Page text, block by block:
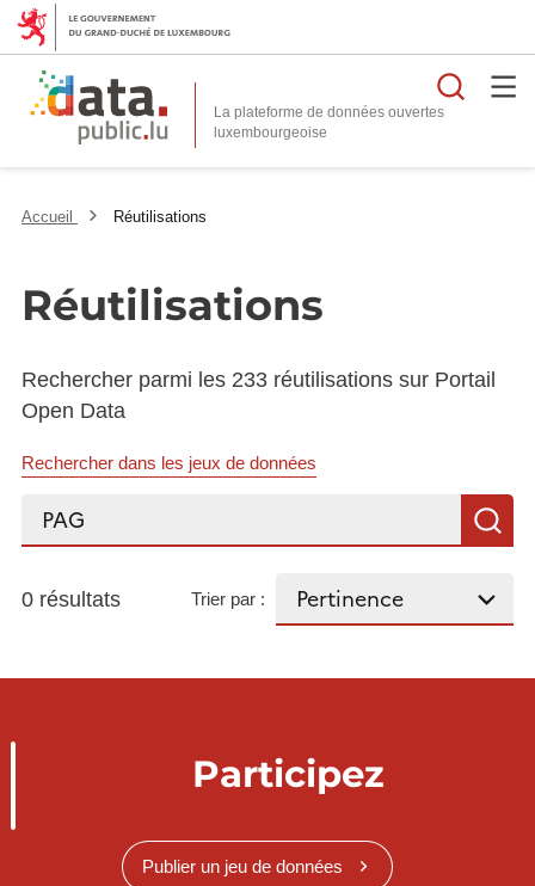
La plateforme de données ouvertes
Accueil Réutilisations
Réutilisations
Rechercher parmi les 233 réutilisations sur Portail
Open Data
Rechercher dans les jeux de données
Rechercher...
0 résultats Trier par :
Participez
Publier un jeu de données